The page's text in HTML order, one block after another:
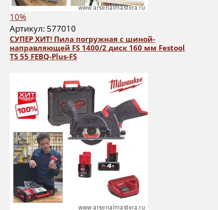
10%
Артикул: 577010
СУПЕР ХИТ! Пила погружная с шиной-
направляющей FS 1400/2 диск 160 мм Festool
TS 55 FEBQ-Plus-FS